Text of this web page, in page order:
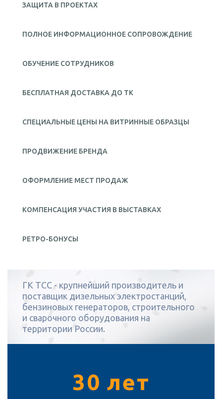
ЗАЩИТА В ПРОЕКТАХ
ПОЛНОЕ ИНФОРМАЦИОННОЕ СОПРОВОЖДЕНИЕ
ОБУЧЕНИЕ СОТРУДНИКОВ
БЕСПЛАТНАЯ ДОСТАВКА ДО ТК
СПЕЦИАЛЬНЫЕ ЦЕНЫ НА ВИТРИННЫЕ ОБРАЗЦЫ
ПРОДВИЖЕНИЕ БРЕНДА
ОФОРМЛЕНИЕ МЕСТ ПРОДАЖ
КОМПЕНСАЦИЯ УЧАСТИЯ В ВЫСТАВКАХ
РЕТРО-БОНУСЫ
ГК ТСС - крупнейший производитель и
поставщик дизельных электростанций,
бензиновых генераторов, строительного
и сварочного оборудования на
территории России.
30 лет